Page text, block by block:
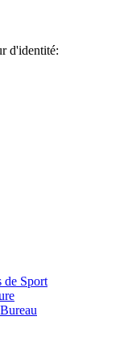
d'identité:
de Sport